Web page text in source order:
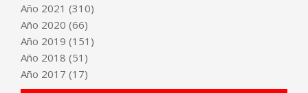
Año 2021 (310)
Año 2020 (66)
Año 2019 (151)
Año 2018 (51)
Año 2017 (17)